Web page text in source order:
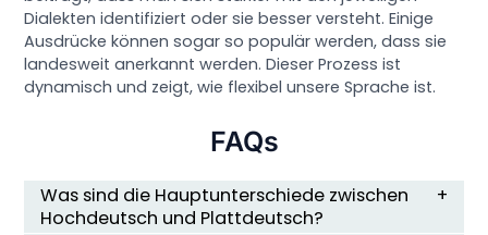
Dialekten identifiziert oder sie besser versteht. Einige
Ausdrücke können sogar so populär werden, dass sie
landesweit anerkannt werden. Dieser Prozess ist
dynamisch und zeigt, wie flexibel unsere Sprache ist.
FAQs
Was sind die Hauptunterschiede zwischen
Hochdeutsch und Plattdeutsch?